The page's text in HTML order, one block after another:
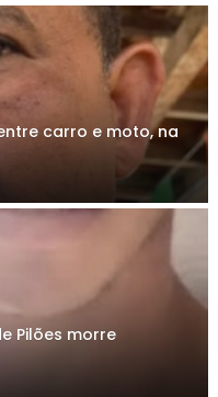
carro e moto, na
Pilões morre